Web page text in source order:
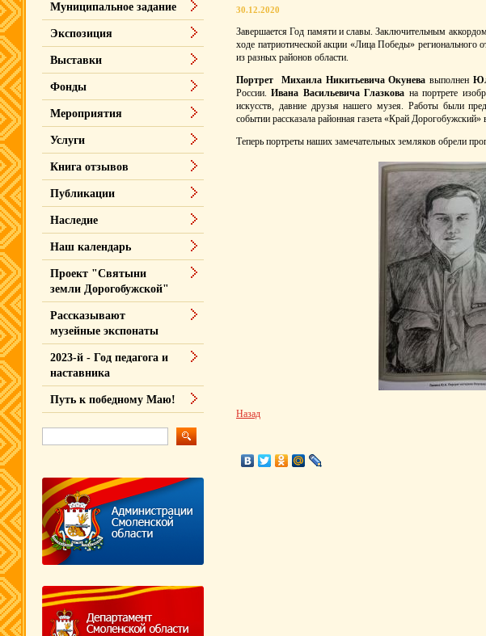
30.12.2020
Завершается Год памяти и славы. Заключительным
ходе патриотической акции «Лица Победы»
из разных районов области.
Портрет Михаила Никитьевича Окунева выполнен
России.Ивана Васильевича Глазкова на портрете
искусств, давние друзья нашего музея. Работы были
событии рассказала районная газета «Край
Теперь портреты наших замечательных земляков обрели
Назад
Муниципальное задание
Экспозиция
Выставки
Фонды
Мероприятия
Услуги
Книга отзывов
Публикации
Наследие
Наш календарь
Проект "Святыни
земли Дорогобужской"
Рассказывают
музейные экспонаты
2023-й - Год педагога и
наставника
Путь к победному Маю!